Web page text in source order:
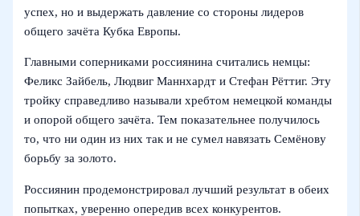
успех, но и выдержать давление со стороны лидеров
общего зачёта Кубка Европы.
Главными соперниками россиянина считались немцы:
Феликс Зайбель, Людвиг Маннхардт и Стефан Рёттиг. Эту
тройку справедливо называли хребтом немецкой команды
и опорой общего зачёта. Тем показательнее получилось
то, что ни один из них так и не сумел навязать Семёнову
борьбу за золото.
Россиянин продемонстрировал лучший результат в обеих
попытках, уверенно опередив всех конкурентов.